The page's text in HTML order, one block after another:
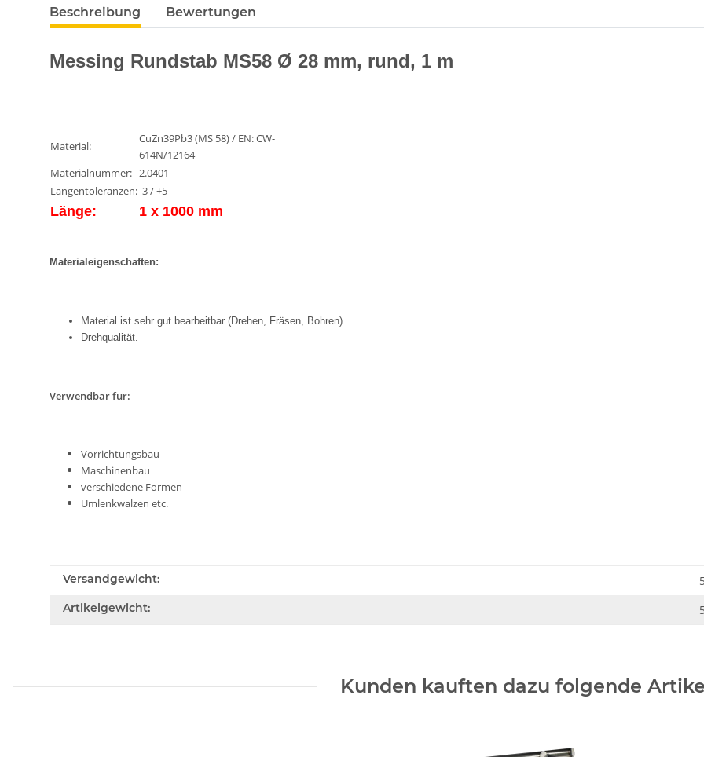
Beschreibung Bewertungen
Messing Rundstab MS58 Ø 28 mm, rund, 1 m
Material:
CuZn39Pb3 (MS 58) / EN: CW-
614N/12164
Materialnummer: 2.0401
Längentoleranzen:-3 / +5
Länge: 1 x 1000 mm
Materialeigenschaften:
Material ist sehr gut bearbeitbar (Drehen, Fräsen, Bohren)
Drehqualität.
Verwendbar für:
Vorrichtungsbau
Maschinenbau
verschiedene Formen
Umlenkwalzen etc.
Versandgewicht:
Artikelgewicht:
Kunden kauften dazu folgende